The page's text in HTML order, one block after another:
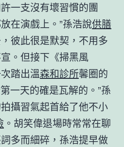
一支沒有壞習慣的團
在演戲上。”孫浩說供膳
彼此很是默契，不用多
。但接下《掃黑風
踏出溫森和診所馨圈的
第一天的確是瓦解的。”孫
攝習氣起首給了他不小
。胡笑偉退場時常常在聊
多而細碎，孫浩提早做